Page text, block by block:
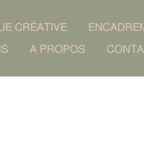
CRÉATIVE
A PROPOS